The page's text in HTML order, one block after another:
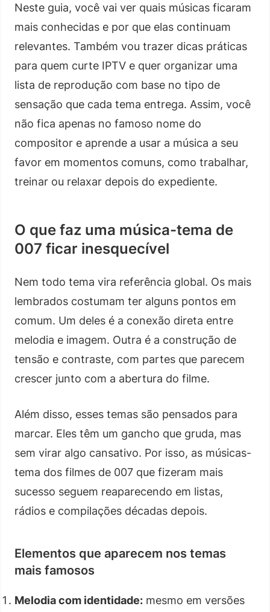
Neste guia, você vai ver quais músicas ficaram
mais conhecidas e por que elas continuam
relevantes. Também vou trazer dicas práticas
para quem curte IPTV e quer organizar uma
lista de reprodução com base no tipo de
sensação que cada tema entrega. Assim, você
não fica apenas no famoso nome do
compositor e aprende a usar a música a seu
favor em momentos comuns, como trabalhar,
treinar ou relaxar depois do expediente.
O que faz uma música-tema de
007 ficar inesquecível
Nem todo tema vira referência global. Os mais
lembrados costumam ter alguns pontos em
comum. Um deles é a conexão direta entre
melodia e imagem. Outra é a construção de
tensão e contraste, com partes que parecem
crescer junto com a abertura do filme.
Além disso, esses temas são pensados para
marcar. Eles têm um gancho que gruda, mas
sem virar algo cansativo. Por isso, as músicas-
tema dos filmes de 007 que fizeram mais
sucesso seguem reaparecendo em listas,
rádios e compilações décadas depois.
Elementos que aparecem nos temas
mais famosos
Melodia com identidade: mesmo em versões